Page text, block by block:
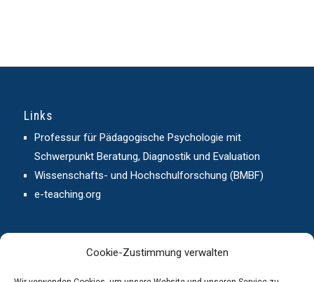
Cookie-Zustimmung verwalten
Links
Professur für Pädagogische Psychologie mit
Schwerpunkt Beratung, Diagnostik und Evaluation
Wissenschafts- und Hochschulforschung (BMBF)
e-teaching.org